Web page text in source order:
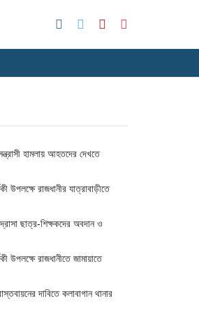
হামলায় আহতদের দেখতে
উপলক্ষে রাজধানীর যাত্রাবাড়ীতে
ছাত্র-শিক্ষকদের অবদান ও
উপলক্ষে রাজধানীতে জামায়াতে
দাবিতে কলাবাগান থানার